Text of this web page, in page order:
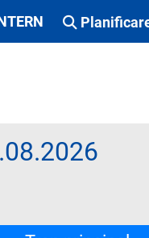
(opțional)
Bar